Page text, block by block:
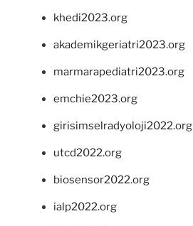
khedi2023.org
akademikgeriatri2023.org
marmarapediatri2023.org
emchie2023.org
girisimselradyoloji2022.org
utcd2022.org
biosensor2022.org
ialp2022.org